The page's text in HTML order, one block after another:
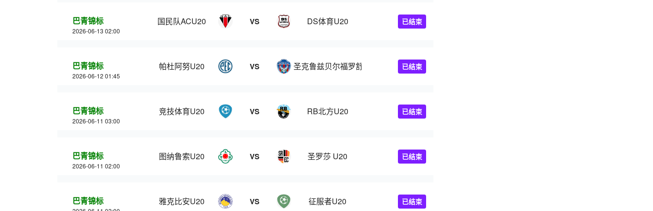
巴青锦标
2026-06-13 02:00
国民队ACU20 VS DS体育U20 已结束
巴青锦标
2026-06-12 01:45
帕杜阿努U20 VS 圣克鲁兹贝尔福罗舒U20 已结束
巴青锦标
2026-06-11 03:00
竞技体育U20 VS RB北方U20 已结束
巴青锦标
2026-06-11 02:00
图纳鲁索U20 VS 圣罗莎 U20 已结束
巴青锦标 雅克比安U20 VS 征服者U20 已结束